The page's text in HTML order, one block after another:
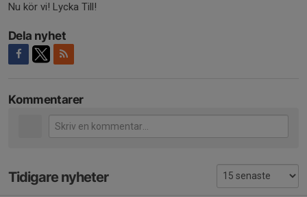
Nu kör vi! Lycka Till!
Dela nyhet
Kommentarer
Tidigare nyheter